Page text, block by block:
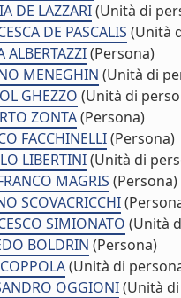
DE LAZZARI(Unità di
DE PASCALIS (Unità
ALBERTAZZI(Persona)
MENEGHIN (Unità di
GHEZZO (Unità di
ZONTA(Persona)
FACCHINELLI(Persona)
LIBERTINI(Unità di
MAGRIS (Persona)
SCOVACRICCHI
SIMIONATO (Unità
BOLDRIN (Persona)
(Unità di
OGGIONI(Unità